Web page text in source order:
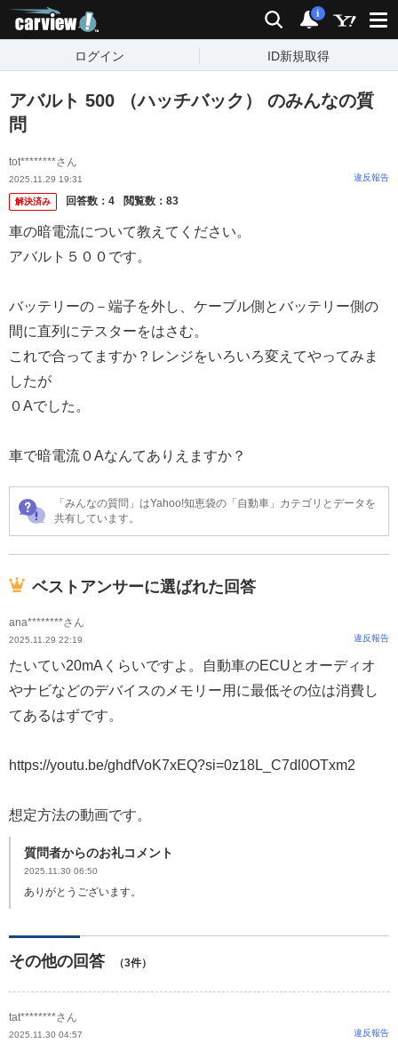
検索 通知
i
ログイン ID新規取得
アバルト 500 （ハッチバック） のみんなの質
問
tot********さん
2025.11.29 19:31 違反報告
解決済み 回答数： 4 閲覧数： 83
車の暗電流について教えてください。
アバルト５００です。
バッテリーの－端子を外し、ケーブル側とバッテリー側の
間に直列にテスターをはさむ。
これで合ってますか？レンジをいろいろ変えてやってみま
したが
０Aでした。
車で暗電流０Aなんてありえますか？
「みんなの質問」はYahoo!知恵袋の「自動車」カテゴリとデータを
共有しています。
ベストアンサーに選ばれた回答
ana********さん
2025.11.29 22:19 違反報告
たいてい20mAくらいですよ。自動車のECUとオーディオ
やナビなどのデバイスのメモリー用に最低その位は消費し
てあるはずです。
https://youtu.be/ghdfVoK7xEQ?si=0z18L_C7dl0OTxm2
想定方法の動画です。
質問者からのお礼コメント
2025.11.30 06:50
ありがとうございます。
その他の回答 （3件）
tat********さん
2025.11.30 04:57 違反報告